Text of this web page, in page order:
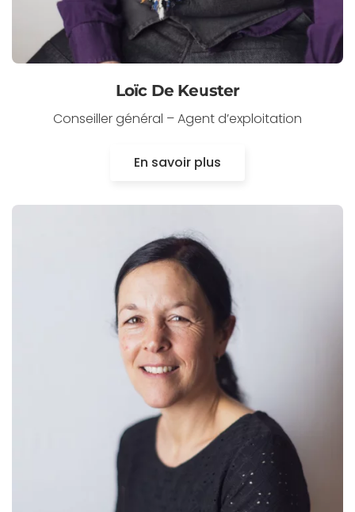
Loïc De Keuster
Conseiller général – Agent d’exploitation
En savoir plus